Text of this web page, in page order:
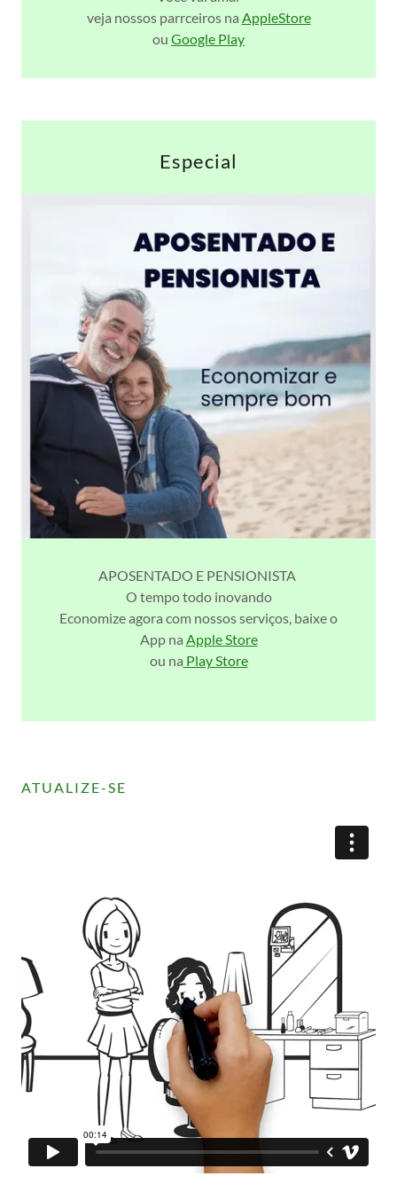
veja nossos parrceiros na AppleStore
ou Google Play
Especial
APOSENTADO E PENSIONISTA
O tempo todo inovando
Economize agora com nossos serviços, baixe o
App na Apple Store
ou na Play Store
ATUALIZE-SE